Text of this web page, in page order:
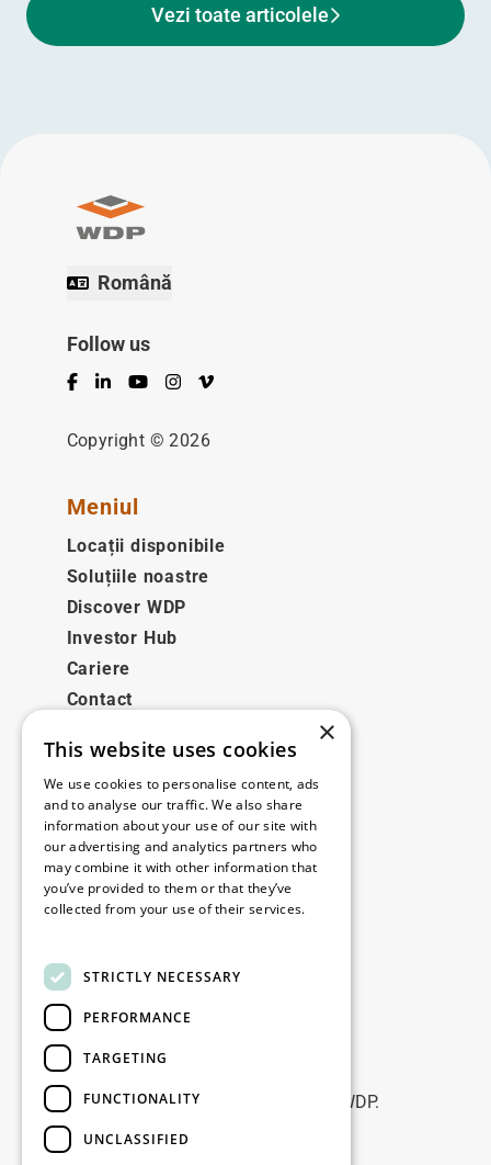
Vezi toate articolele
Română
Follow us
Facebook
LinkedInYouTubeInstagram
Vimeo
Copyright © 2026
Meniul
Locații disponibile
Soluțiile noastre
Discover WDP
Investor Hub
Cariere
Contact
Legale
Disclaimer
Privacy policy
Cookie policy
Contact
Fii la curent
Rămâneți la curent: abonați-vă la
newsletterele noastre de Marketing WDP.
×
This website uses cookies
We use cookies to personalise content, ads
and to analyse our traffic. We also share
information about your use of our site with
our advertising and analytics partners who
may combine it with other information that
you’ve provided to them or that they’ve
collected from your use of their services.
STRICTLY NECESSARY
PERFORMANCE
TARGETING
FUNCTIONALITY
UNCLASSIFIED